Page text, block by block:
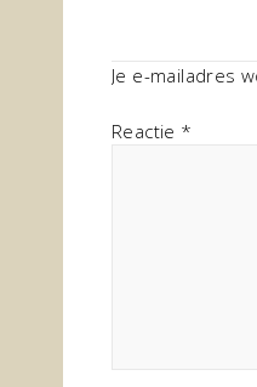
Je e-mailadres
Reactie *